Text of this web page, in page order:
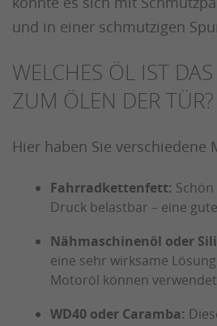
und in einer schmutzigen
WELCHES ÖL IST
ZUM ÖLEN DER TÜR?
Hier haben Sie verschiedene
Fahrradkettenfett:
Druck belastbar – eine
Nähmaschinenöl oder
eine sehr wirksame
Motoröl können
WD40 oder Caramba: